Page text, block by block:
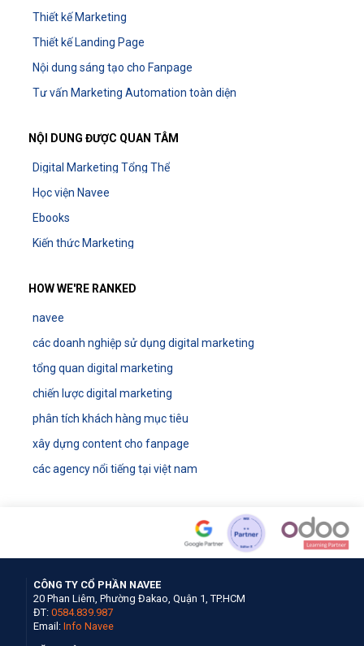
Thiết kế Marketing
Thiết kế Landing Page
Nội dung sáng tạo cho Fanpage
Tư vấn Marketing Automation toàn diện
NỘI DUNG ĐƯỢC QUAN TÂM
Digital Marketing Tổng Thể
Học viện Navee
Ebooks
Kiến thức Marketing
HOW WE'RE RANKED
navee
các doanh nghiệp sử dụng digital marketing
tổng quan digital marketing
chiến lược digital marketing
phân tích khách hàng mục tiêu
xây dựng content cho fanpage
các agency nổi tiếng tại việt nam
CÔNG TY CỔ PHẦN NAVEE
20 Phan Liêm, Phường Đakao, Quận 1, TP.HCM
ĐT: 0584.839.987
Email: Info Navee